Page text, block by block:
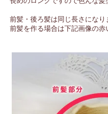
前髪・後ろ髪は同じ長さになり
前髪を作る場合は下記画像の赤